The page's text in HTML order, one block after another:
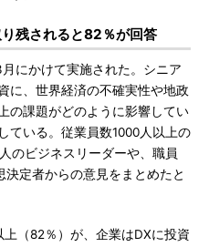
残されると82％が回答
にかけて実施された。シニア
に、世界経済の不確実性や地政
の課題がどのように影響してい
ている。従業員数1000人以上の
のビジネスリーダーや、職員
定者からの意見をまとめたと
（82％）が、企業はDXに投資